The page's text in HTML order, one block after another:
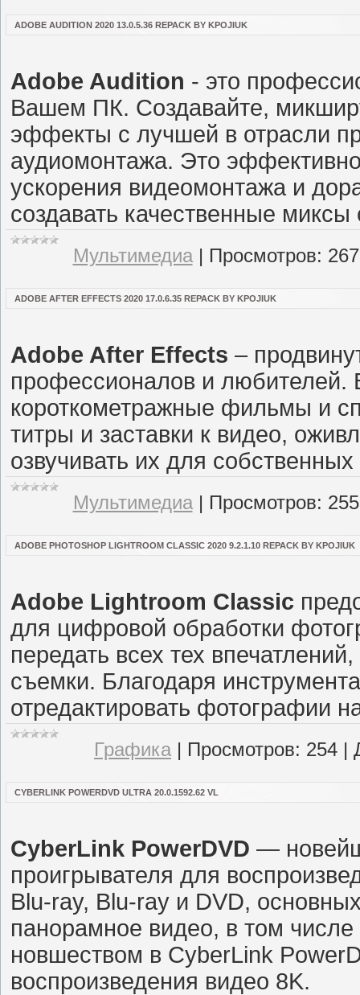
ADOBE AUDITION 2020 13.0.5.36 REPACK BY KPOJIUK
Adobe Audition - это
Вашем ПК. Создавайте,
эффекты с лучшей в отрасли
аудиомонтажа. Это
ускорения видеомонтажа и
создавать качественные
Мультимедиа| Просмотров: 267
ADOBE AFTER EFFECTS 2020 17.0.6.35 REPACK BY KPOJIUK
Adobe After Effects –
профессионалов и любителей.
короткометражные фильмы и
титры и заставки к видео,
озвучивать их для
Мультимедиа| Просмотров: 255
ADOBE PHOTOSHOP LIGHTROOM CLASSIC 2020 9.2.1.10 REPACK BY KPOJIUK
Adobe Lightroom Classic
для цифровой обработки
передать всех тех
съемки. Благодаря
отредактировать фотографии
Графика | Просмотров: 254 |
CYBERLINK POWERDVD ULTRA 20.0.1592.62 VL
CyberLink PowerDVD —
проигрывателя для
Blu-ray, Blu-ray и DVD,
панорамное видео, в том
новшеством в CyberLink
воспроизведения видео 8K.